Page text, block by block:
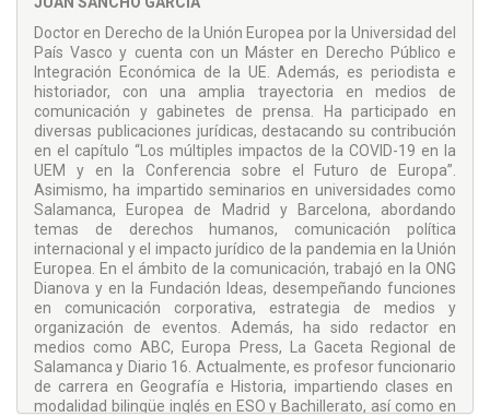
Doctor en Derecho de la Unión Europea por la Universidad del
País Vasco y cuenta con un Máster en Derecho Público e
Integración Económica de la UE. Además, es periodista e
historiador, con una amplia trayectoria en medios de
comunicación y gabinetes de prensa. Ha participado en
diversas publicaciones jurídicas, destacando su contribución
en el capítulo “Los múltiples impactos de la COVID-19 en la
UEM y en la Conferencia sobre el Futuro de Europa”.
Asimismo, ha impartido seminarios en universidades como
Salamanca, Europea de Madrid y Barcelona, abordando
temas de derechos humanos, comunicación política
internacional y el impacto jurídico de la pandemia en la Unión
Europea. En el ámbito de la comunicación, trabajó en la ONG
Dianova y en la Fundación Ideas, desempeñando funciones
en comunicación corporativa, estrategia de medios y
organización de eventos. Además, ha sido redactor en
medios como ABC, Europa Press, La Gaceta Regional de
Salamanca y Diario 16. Actualmente, es profesor funcionario
de carrera en Geografía e Historia, impartiendo clases en
modalidad bilingüe inglés en ESO y Bachillerato, así como en